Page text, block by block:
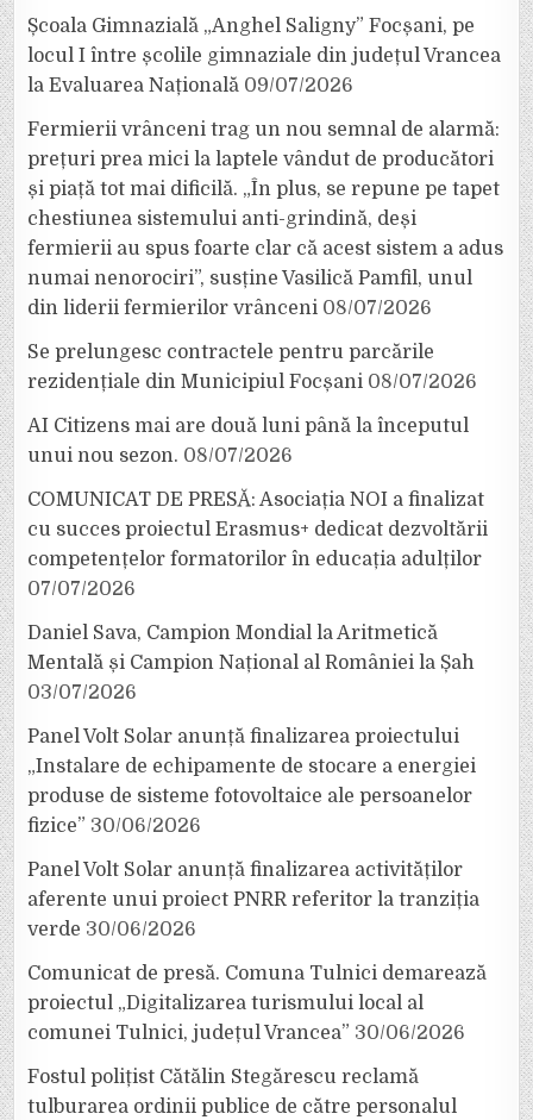
Școala Gimnazială „Anghel Saligny” Focșani, pe
locul I între școlile gimnaziale din județul Vrancea
la Evaluarea Națională 09/07/2026
Fermierii vrânceni trag un nou semnal de alarmă:
prețuri prea mici la laptele vândut de producători
și piață tot mai dificilă. „În plus, se repune pe tapet
chestiunea sistemului anti-grindină, deși
fermierii au spus foarte clar că acest sistem a adus
numai nenorociri”, susține Vasilică Pamfil, unul
din liderii fermierilor vrânceni 08/07/2026
Se prelungesc contractele pentru parcările
rezidențiale din Municipiul Focșani 08/07/2026
AI Citizens mai are două luni până la începutul
unui nou sezon. 08/07/2026
COMUNICAT DE PRESĂ: Asociația NOI a finalizat
cu succes proiectul Erasmus+ dedicat dezvoltării
competențelor formatorilor în educația adulților
07/07/2026
Daniel Sava, Campion Mondial la Aritmetică
Mentală și Campion Național al României la Șah
03/07/2026
Panel Volt Solar anunță finalizarea proiectului
„Instalare de echipamente de stocare a energiei
produse de sisteme fotovoltaice ale persoanelor
fizice” 30/06/2026
Panel Volt Solar anunță finalizarea activităților
aferente unui proiect PNRR referitor la tranziția
verde 30/06/2026
Comunicat de presă. Comuna Tulnici demarează
proiectul „Digitalizarea turismului local al
comunei Tulnici, județul Vrancea” 30/06/2026
Fostul polițist Cătălin Stegărescu reclamă
tulburarea ordinii publice de către personalul